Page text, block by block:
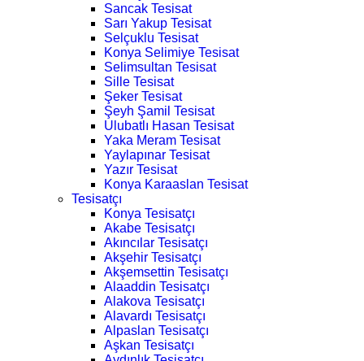
Sancak Tesisat
Sarı Yakup Tesisat
Selçuklu Tesisat
Konya Selimiye Tesisat
Selimsultan Tesisat
Sille Tesisat
Şeker Tesisat
Şeyh Şamil Tesisat
Ulubatlı Hasan Tesisat
Yaka Meram Tesisat
Yaylapınar Tesisat
Yazır Tesisat
Konya Karaaslan Tesisat
Tesisatçı
Konya Tesisatçı
Akabe Tesisatçı
Akıncılar Tesisatçı
Akşehir Tesisatçı
Akşemsettin Tesisatçı
Alaaddin Tesisatçı
Alakova Tesisatçı
Alavardı Tesisatçı
Alpaslan Tesisatçı
Aşkan Tesisatçı